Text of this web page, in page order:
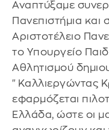
Αναπτύξαμε
Πανεπιστήμια και
Αριστοτέλειο
το Υπουργείο
Αθλητισμού
"Καλλιεργώντας
εφαρμόζεται
Ελλάδα, ώστε οι